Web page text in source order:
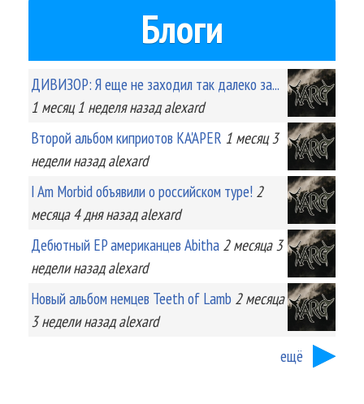
Блоги
ДИВИЗОР: Я еще не заходил так далеко за...
1 месяц 1 неделяназад alexard
Второй альбом киприотов KA'APER 1 месяц 3
неделиназад alexard
I Am Morbid объявили о российском туре! 2
месяца 4 дняназад alexard
Дебютный EP американцев Abitha 2 месяца 3
неделиназад alexard
Новый альбом немцев Teeth of Lamb 2 месяца
3 неделиназад alexard
ещё